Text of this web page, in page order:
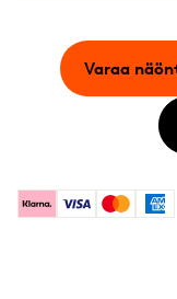
KlarnaVisa Mastercard
Varaa